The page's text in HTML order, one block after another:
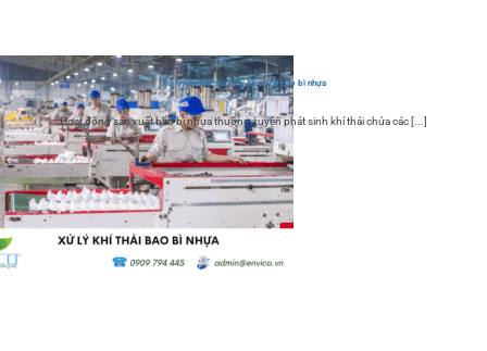
Xử lý khí thải nhà máy sản xuất bao bì nhựa
Hoạt động sản xuất bao bì nhựa thường xuyên phát sinh khí thải chứa các [...]